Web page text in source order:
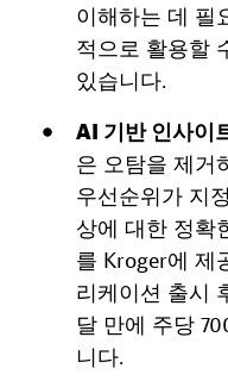
이해하는 데 필
적으로 활용할
있습니다.
AI 기반 인사이
은 오탐을 제거
우선순위가 지
상에 대한 정확
를 Kroger에 제
리케이션 출시
달 만에 주당
니다.